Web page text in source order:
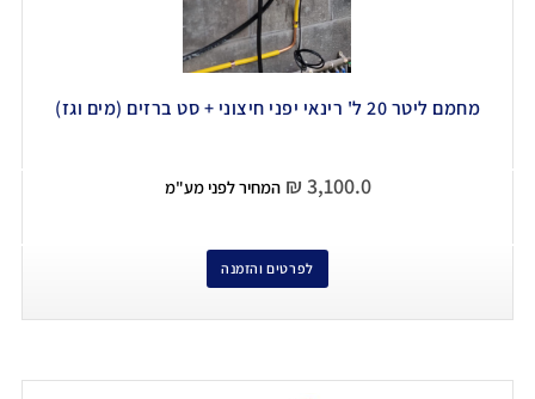
מחמם ליטר 20 ל' רינאי יפני חיצוני + סט ברזים (מים וגז)
₪ 3,100.0 המחיר לפני מע"מ
לפרטים והזמנה